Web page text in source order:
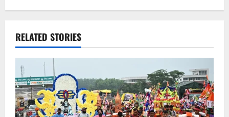
RELATED STORIES